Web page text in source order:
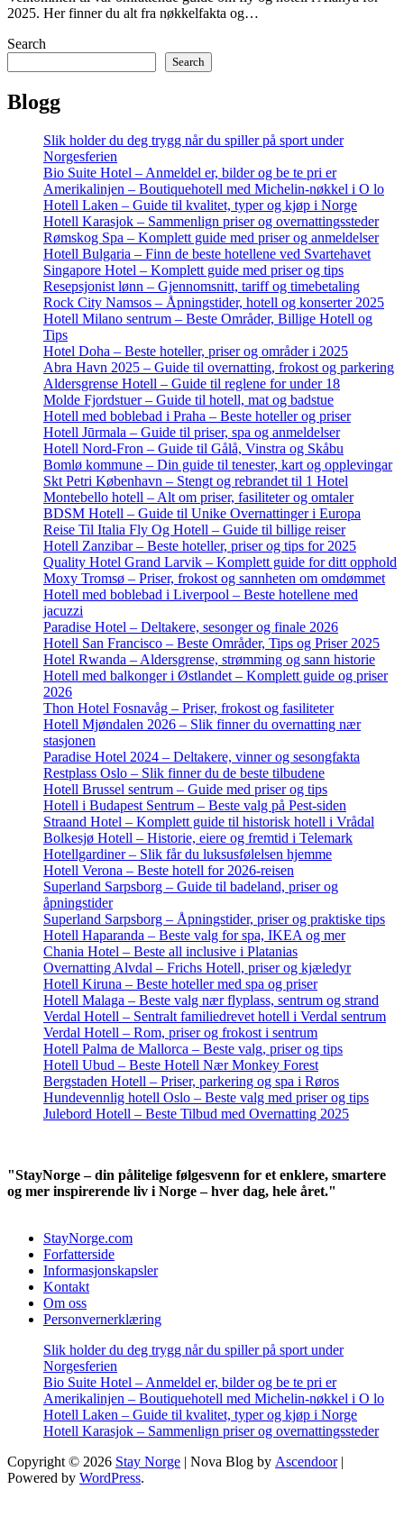
2025. Her finner du alt fra nøkkelfakta og…
Search
Search
Blogg
Slik holder du deg trygg når du spiller på sport under
Norgesferien
Bio Suite Hotel – Anmeldel er, bilder og be te pri er
Amerikalinjen – Boutiquehotell med Michelin-nøkkel i O lo
Hotell Laken – Guide til kvalitet, typer og kjøp i Norge
Hotell Karasjok – Sammenlign priser og overnattingssteder
Rømskog Spa – Komplett guide med priser og anmeldelser
Hotell Bulgaria – Finn de beste hotellene ved Svartehavet
Singapore Hotel – Komplett guide med priser og tips
Resepsjonist lønn – Gjennomsnitt, tariff og timebetaling
Rock City Namsos – Åpningstider, hotell og konserter 2025
Hotell Milano sentrum – Beste Områder, Billige Hotell og
Tips
Hotel Doha – Beste hoteller, priser og områder i 2025
Abra Havn 2025 – Guide til overnatting, frokost og parkering
Aldersgrense Hotell – Guide til reglene for under 18
Molde Fjordstuer – Guide til hotell, mat og badstue
Hotell med boblebad i Praha – Beste hoteller og priser
Hotell Jūrmala – Guide til priser, spa og anmeldelser
Hotell Nord-Fron – Guide til Gålå, Vinstra og Skåbu
Bomlø kommune – Din guide til tenester, kart og opplevingar
Skt Petri København – Stengt og rebrandet til 1 Hotel
Montebello hotell – Alt om priser, fasiliteter og omtaler
BDSM Hotell – Guide til Unike Overnattinger i Europa
Reise Til Italia Fly Og Hotell – Guide til billige reiser
Hotell Zanzibar – Beste hoteller, priser og tips for 2025
Quality Hotel Grand Larvik – Komplett guide for ditt opphold
Moxy Tromsø – Priser, frokost og sannheten om omdømmet
Hotell med boblebad i Liverpool – Beste hotellene med
jacuzzi
Paradise Hotel – Deltakere, sesonger og finale 2026
Hotell San Francisco – Beste Områder, Tips og Priser 2025
Hotel Rwanda – Aldersgrense, strømming og sann historie
Hotell med balkonger i Østlandet – Komplett guide og priser
2026
Thon Hotel Fosnavåg – Priser, frokost og fasiliteter
Hotell Mjøndalen 2026 – Slik finner du overnatting nær
stasjonen
Paradise Hotel 2024 – Deltakere, vinner og sesongfakta
Restplass Oslo – Slik finner du de beste tilbudene
Hotell Brussel sentrum – Guide med priser og tips
Hotell i Budapest Sentrum – Beste valg på Pest-siden
Straand Hotel – Komplett guide til historisk hotell i Vrådal
Bolkesjø Hotell – Historie, eiere og fremtid i Telemark
Hotellgardiner – Slik får du luksusfølelsen hjemme
Hotell Verona – Beste hotell for 2026-reisen
Superland Sarpsborg – Guide til badeland, priser og
åpningstider
Superland Sarpsborg – Åpningstider, priser og praktiske tips
Hotell Haparanda – Beste valg for spa, IKEA og mer
Chania Hotel – Beste all inclusive i Platanias
Overnatting Alvdal – Frichs Hotell, priser og kjæledyr
Hotell Kiruna – Beste hoteller med spa og priser
Hotell Malaga – Beste valg nær flyplass, sentrum og strand
Verdal Hotell – Sentralt familiedrevet hotell i Verdal sentrum
Verdal Hotell – Rom, priser og frokost i sentrum
Hotell Palma de Mallorca – Beste valg, priser og tips
Hotell Ubud – Beste Hotell Nær Monkey Forest
Bergstaden Hotell – Priser, parkering og spa i Røros
Hundevennlig hotell Oslo – Beste valg med priser og tips
Julebord Hotell – Beste Tilbud med Overnatting 2025
"StayNorge – din pålitelige følgesvenn for et enklere, smartere
og mer inspirerende liv i Norge – hver dag, hele året."
StayNorge.com
Forfatterside
Informasjonskapsler
Kontakt
Om oss
Personvernerklæring
Slik holder du deg trygg når du spiller på sport under
Norgesferien
Bio Suite Hotel – Anmeldel er, bilder og be te pri er
Amerikalinjen – Boutiquehotell med Michelin-nøkkel i O lo
Hotell Laken – Guide til kvalitet, typer og kjøp i Norge
Hotell Karasjok – Sammenlign priser og overnattingssteder
Copyright © 2026 Stay Norge | Nova Blog by Ascendoor|
Powered by WordPress.